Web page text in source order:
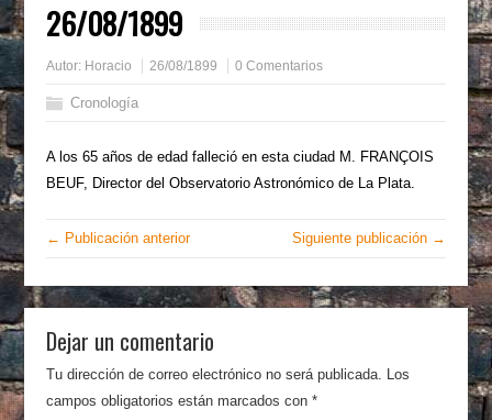
26/08/1899
Autor: Horacio 26/08/1899 0 Comentarios
Cronología
A los 65 años de edad falleció en esta ciudad M. FRANÇOIS
BEUF, Director del Observatorio Astronómico de La Plata.
← Publicación anterior Siguiente publicación →
Dejar un comentario
Tu dirección de correo electrónico no será publicada. Los
campos obligatorios están marcados con*